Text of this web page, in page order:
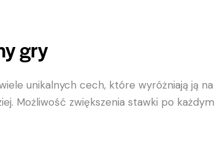
gry
unikalnych cech, które wyróżniają ją
Możliwość zwiększenia stawki po